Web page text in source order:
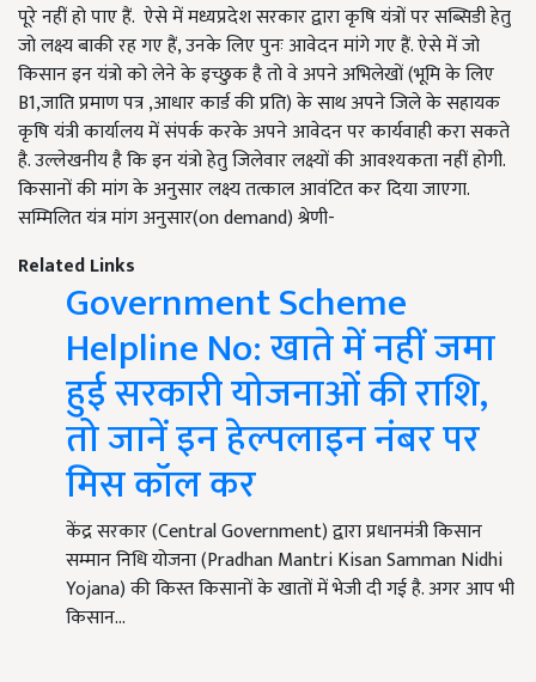
पूरे नहीं हो पाए हैं. ऐसे में मध्यप्रदेश सरकार द्वारा कृषि यंत्रों पर सब्सिडी हेतु
जो लक्ष्य बाकी रह गए हैं, उनके लिए पुनः आवेदन मांगे गए हैं. ऐसे में जो
किसान इन यंत्रो को लेने के इच्छुक है तो वे अपने अभिलेखों (भूमि के लिए
B1,जाति प्रमाण पत्र ,आधार कार्ड की प्रति) के साथ अपने जिले के सहायक
कृषि यंत्री कार्यालय में संपर्क करके अपने आवेदन पर कार्यवाही करा सकते
है. उल्लेखनीय है कि इन यंत्रो हेतु जिलेवार लक्ष्यों की आवश्यकता नहीं होगी.
किसानों की मांग के अनुसार लक्ष्य तत्काल आवंटित कर दिया जाएगा.
सम्मिलित यंत्र मांग अनुसार(on demand) श्रेणी-
Related Links
Government Scheme
Helpline No: खाते में नहीं जमा
हुई सरकारी योजनाओं की राशि,
तो जानें इन हेल्पलाइन नंबर पर
मिस कॉल कर
केंद्र सरकार (Central Government) द्वारा प्रधानमंत्री किसान
सम्मान निधि योजना (Pradhan Mantri Kisan Samman Nidhi
Yojana) की किस्त किसानों के खातों में भेजी दी गई है. अगर आप भी
किसान…